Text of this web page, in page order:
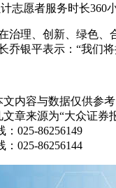
志愿者服务时长360小
治理、创新、绿色
乔银平表示：“我们
内容与数据仅供参
章来源为“大众证券
：025-86256149
025-86256144